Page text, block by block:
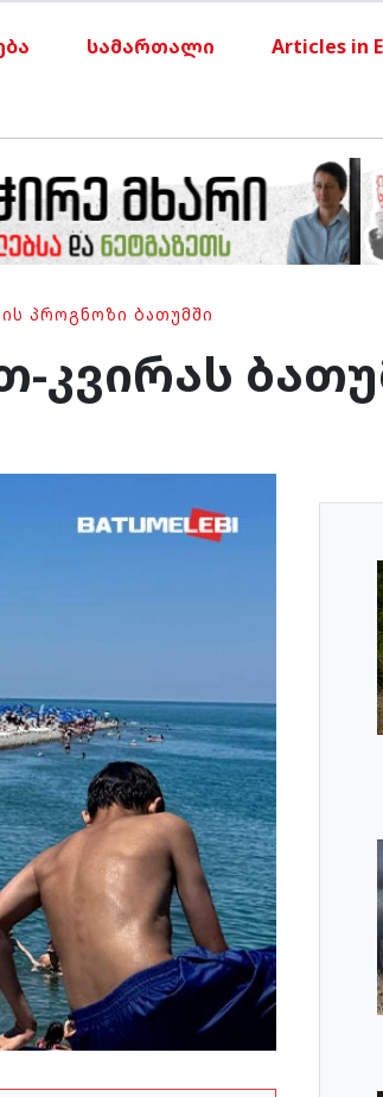
სამართალი Articles in
ᲞᲠᲝᲒᲜᲝᲖᲘ ᲑᲐᲗᲣᲛᲨᲘ
კვირას